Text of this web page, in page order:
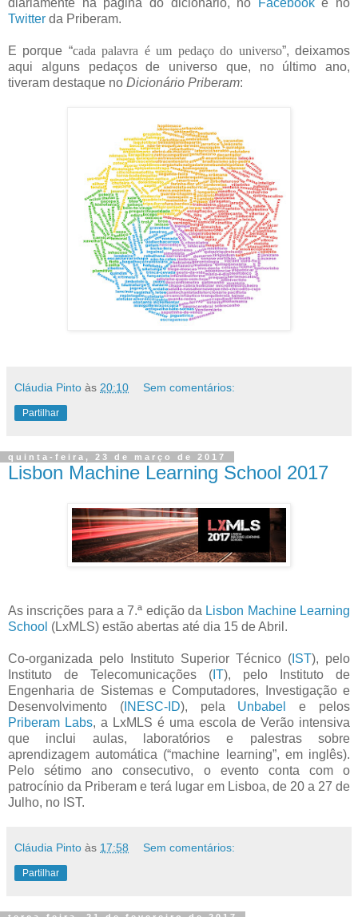
diariamente na página do dicionário, no Facebooke no
Twitter da Priberam.
E porque “cada palavra é um pedaço do universo”, deixamos
aqui alguns pedaços de universo que, no último ano,
tiveram destaque no Dicionário Priberam:
Cláudia Pinto às 20:10 Sem comentários:
Partilhar
quinta-feira, 23 de março de 2017
Lisbon Machine Learning School 2017
As inscrições para a 7.ª edição da Lisbon Machine Learning
School (LxMLS) estão abertas até dia 15 de Abril.
Co-organizada pelo Instituto Superior Técnico ( IST), pelo
Instituto de Telecomunicações ( IT), pelo Instituto de
Engenharia de Sistemas e Computadores, Investigação e
Desenvolvimento (INESC-ID), pela Unbabel
e pelos
Priberam Labs, a LxMLS é uma escola de Verão intensiva
que inclui aulas, laboratórios e palestras sobre
aprendizagem automática (“machine learning”, em inglês).
Pelo sétimo ano consecutivo, o evento conta com o
patrocínio da Priberam e terá lugar em Lisboa, de 20 a 27 de
Julho, no IST.
Cláudia Pinto às 17:58 Sem comentários:
Partilhar